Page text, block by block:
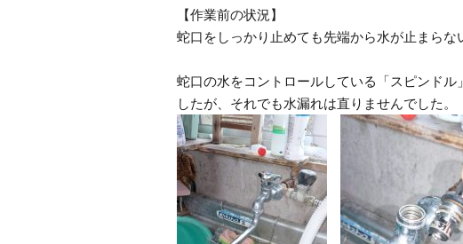
【作業前の状況】
蛇口をしっかり止めても先端から水が止まらな
蛇口の水をコントロールしている「スピンド
したが、それでも水漏れは直りませんでした。